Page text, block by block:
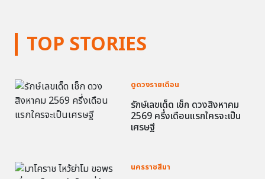
TOP STORIES
ดูดวงรายเดือน
รักษ์เลขเด็ด เช็ก ดวงสิงหาคม
2569 ครึ่งเดือนแรกใครจะเป็น
เศรษฐี
นครราชสีมา